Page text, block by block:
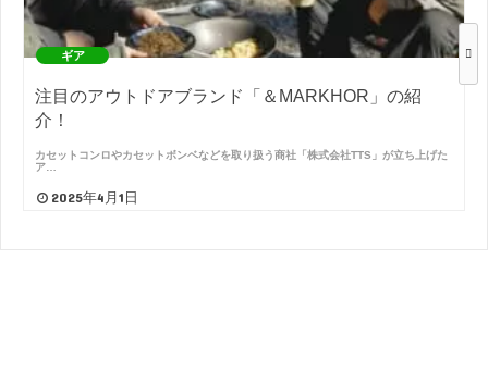
ギア
注目のアウトドアブランド「＆MARKHOR」の紹
介！
カセットコンロやカセットボンベなどを取り扱う商社「株式会社TTS」が立ち上げた
ア…
2025年4月1日